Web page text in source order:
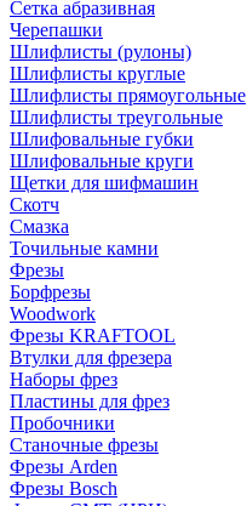
Сетка абразивная
Черепашки
Шлифлисты (рулоны)
Шлифлисты круглые
Шлифлисты прямоугольные
Шлифлисты треугольные
Шлифовальные губки
Шлифовальные круги
Щетки для шифмашин
Скотч
Смазка
Точильные камни
Фрезы
Борфрезы
Woodwork
Фрезы KRAFTOOL
Втулки для фрезера
Наборы фрез
Пластины для фрез
Пробочники
Станочные фрезы
Фрезы Arden
Фрезы Bosch